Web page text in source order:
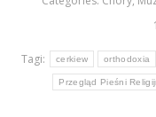
Tagi: cerkiew orthodoxia
Przegląd Pieśni